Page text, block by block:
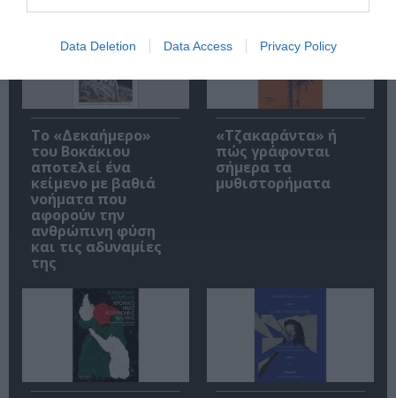
Data Deletion Data Access Privacy Policy
Το «Δεκαήμερο»
του Βοκάκιου
αποτελεί ένα
κείμενο με βαθιά
νοήματα που
αφορούν την
ανθρώπινη φύση
και τις αδυναμίες
της
«Τζακαράντα» ή
πώς γράφονται
σήμερα τα
μυθιστορήματα